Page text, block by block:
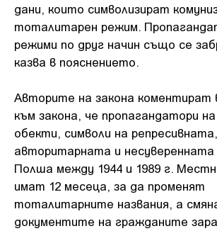
дани, които символизират
тоталитарен режим.
режими по друг начин също се
казва в пояснението.
Авторите на закона коментират
към закона, че пропагандатори
обекти, символи на репресивната,
авторитарната и
Полша между 1944 и 1989 г.
имат 12 месеца, за да променят
тоталитарните названия, а
документите на гражданите